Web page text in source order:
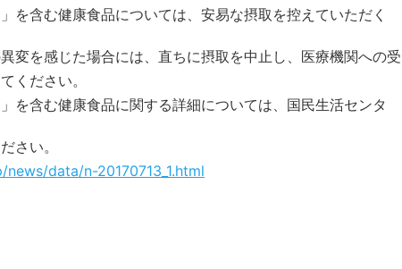
を含む健康食品については、安易な摂取を控えていただく
変を感じた場合には、直ちに摂取を中止し、医療機関への受
ください。
を含む健康食品に関する詳細については、国民生活センタ
さい。
data/n-20170713_1.html